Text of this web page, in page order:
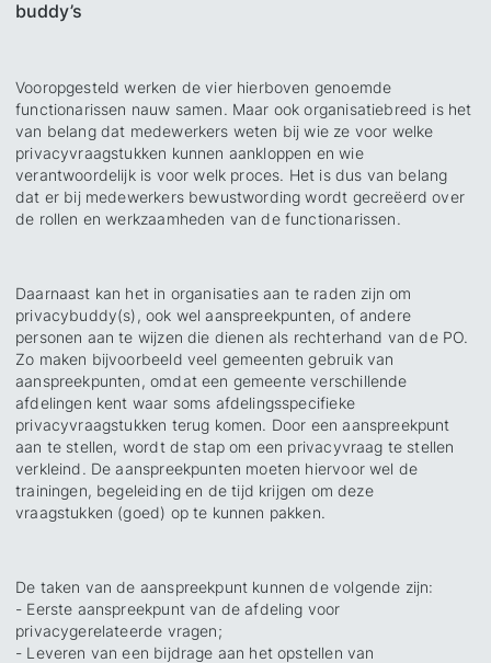
buddy’s
Vooropgesteld werken de vier hierboven genoemde
functionarissen nauw samen. Maar ook organisatiebreed is het
van belang dat medewerkers weten bij wie ze voor welke
privacyvraagstukken kunnen aankloppen en wie
verantwoordelijk is voor welk proces. Het is dus van belang
dat er bij medewerkers bewustwording wordt gecreëerd over
de rollen en werkzaamheden van de functionarissen.
Daarnaast kan het in organisaties aan te raden zijn om
privacybuddy(s), ook wel aanspreekpunten, of andere
personen aan te wijzen die dienen als rechterhand van de PO.
Zo maken bijvoorbeeld veel gemeenten gebruik van
aanspreekpunten, omdat een gemeente verschillende
afdelingen kent waar soms afdelingsspecifieke
privacyvraagstukken terug komen. Door een aanspreekpunt
aan te stellen, wordt de stap om een privacyvraag te stellen
verkleind. De aanspreekpunten moeten hiervoor wel de
trainingen, begeleiding en de tijd krijgen om deze
vraagstukken (goed) op te kunnen pakken.
De taken van de aanspreekpunt kunnen de volgende zijn:
- Eerste aanspreekpunt van de afdeling voor
privacygerelateerde vragen;
- Leveren van een bijdrage aan het opstellen van